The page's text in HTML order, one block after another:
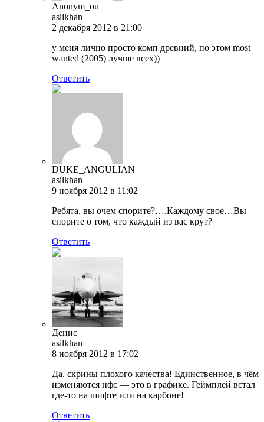
Anonym_ou
asilkhan
2 декабря 2012 в 21:00
у меня лично просто комп древний, по этом most
wanted (2005) лучше всех))
Ответить
DUKE_ANGULIAN
asilkhan
9 ноября 2012 в 11:02
Ребята, вы очем спорите?….Каждому свое…Вы
спорите о том, что каждый из вас крут?
Ответить
Денис
asilkhan
8 ноября 2012 в 17:02
Да, скрины плохого качества! Единственное, в чём
изменяются нфс — это в графике. Геймплей встал
где-то на шифте или на карбоне!
Ответить